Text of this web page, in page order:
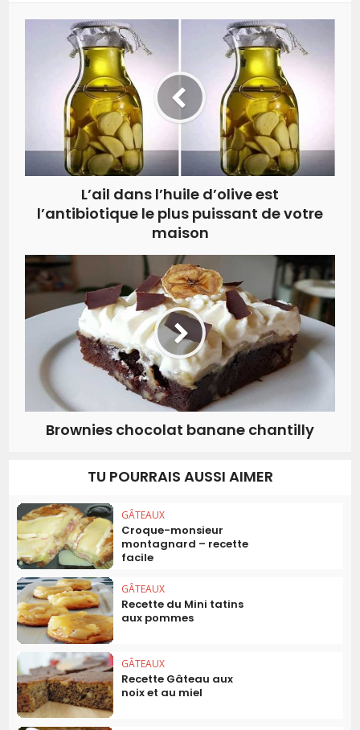
L’ail dans l’huile d’olive est
l’antibiotique le plus puissant de votre
maison
Brownies chocolat banane chantilly
TU POURRAIS AUSSI AIMER
GÂTEAUX
Croque-monsieur
montagnard – recette
facile
GÂTEAUX
Recette du Mini tatins
aux pommes
GÂTEAUX
Recette Gâteau aux
noix et au miel